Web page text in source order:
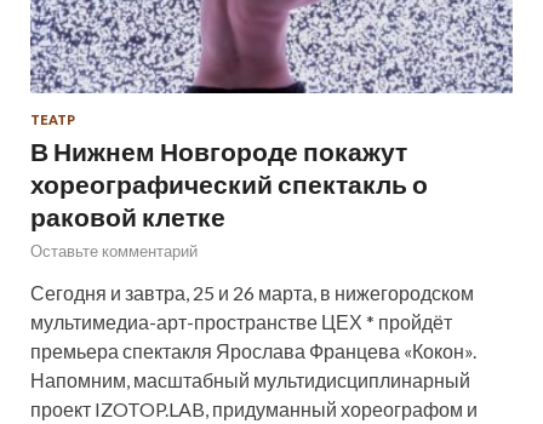
ТЕАТР
В Нижнем Новгороде покажут
хореографический спектакль о
раковой клетке
Оставьте комментарий
Сегодня и завтра, 25 и 26 марта, в нижегородском
мультимедиа-арт-пространстве ЦЕХ * пройдёт
премьера спектакля Ярослава Францева «Кокон».
Напомним, масштабный мультидисциплинарный
проект IZOTOP.LAB, придуманный хореографом и